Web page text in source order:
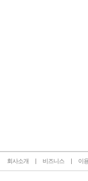
회사소개 비즈니스 이